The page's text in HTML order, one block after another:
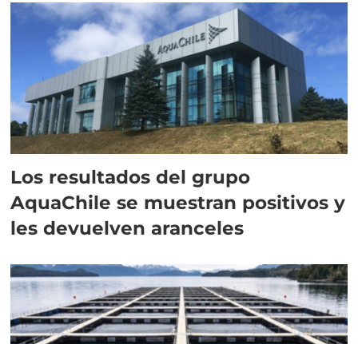
Los resultados del grupo
AquaChile se muestran positivos y
les devuelven aranceles